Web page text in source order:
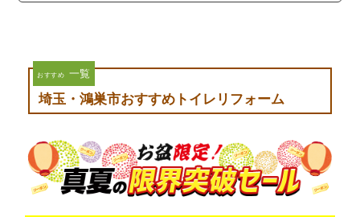
おすすめ 一覧
埼玉・鴻巣市おすすめトイレリフォーム